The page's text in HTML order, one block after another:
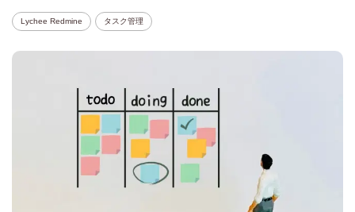
Lychee Redmine タスク管理